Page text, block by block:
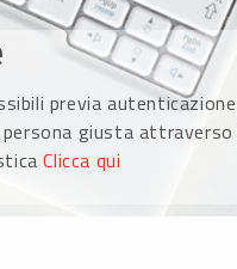
previa autenticazione
giusta attraverso
Clicca qui